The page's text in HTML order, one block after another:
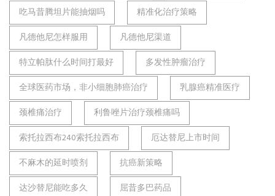
吃马昔腾坦片能抽烟吗
精准化治疗策略
凡德他尼怎样服用
凡德他尼渠道
特立帕肽什么时间打最好
多发性肿瘤治疗
全球医药市场，非小细胞肺癌治疗
乳腺癌精准医疗
颈椎痛治疗
利鲁唑片治疗颈椎痛吗
索托拉西布240索托拉西布
厄达替尼上市时间
不麻木的延时喷剂
抗癌新策略
达沙替尼能吃多久
屈昔多巴药品